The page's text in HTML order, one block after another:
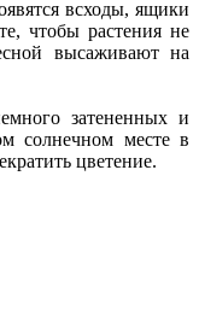
всходы, ящики
чтобы растения не
высаживают на
затененных и
солнечном месте в
цветение.